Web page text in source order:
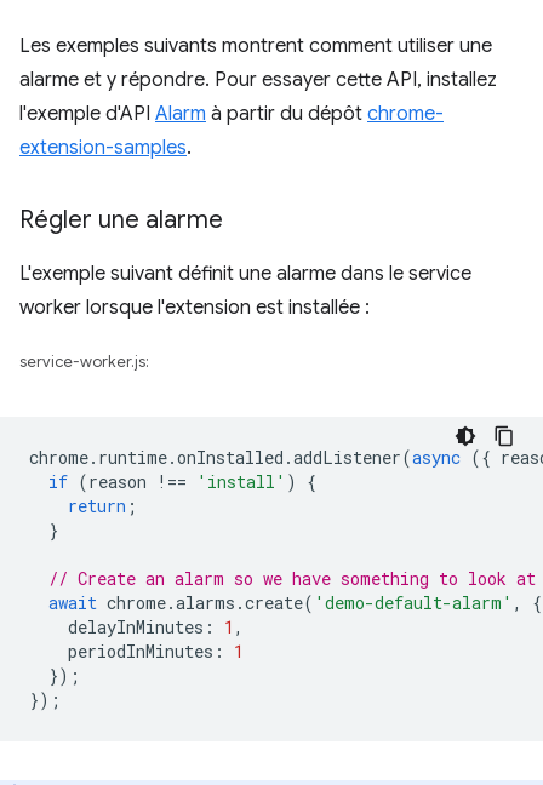
Les exemples suivants montrent comment utiliser une
alarme et y répondre. Pour essayer cette API, installez
l'exemple d'API Alarm à partir du dépôt chrome-
extension-samples.
Régler une alarme
L'exemple suivant définit une alarme dans le service
worker lorsque l'extension est installée :
service-worker.js:
chrome. runtime.onInstalled .addListener(async ({
if (reason !== 'install' )
{
return ;
}
// Create an alarm so we have something to look at
await chrome.alarms .create( 'demo-default-alarm' ,
{
delayInMinutes : 1 ,
periodInMinutes :
1
});
});